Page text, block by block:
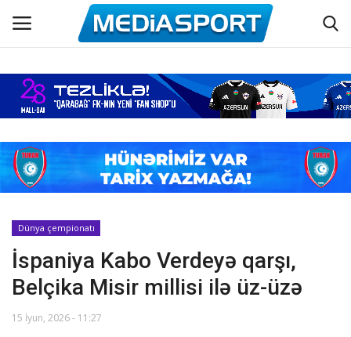
Əsas
Azərbaycan futbolu
Maraqlı
Əlaqə
Haqqımızda
Dünya çempionatı
İspaniya Kabo Verdeyə qarşı,
Belçika Misir millisi ilə üz-üzə
15 İyun, 2026 - 11:27